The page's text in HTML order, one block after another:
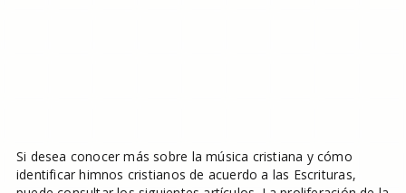
Si desea conocer más sobre la música cristiana y cómo
identificar himnos cristianos de acuerdo a las Escrituras,